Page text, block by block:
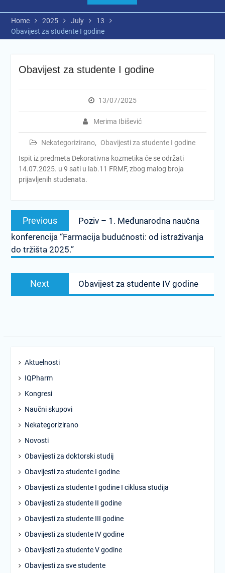
Home 2025 July
13
Obavijest za studente I godine
Obavijest za studente I godine
13/07/2025
Merima Ibišević
Nekategorizirano,
Obavijesti za studente I godine
Ispit iz predmeta Dekorativna kozmetika će se održati
14.07.2025. u 9 sati u lab.11 FRMF, zbog malog broja
prijavljenih studenata.
Post
navigation
Previous
Previous
post:
Poziv – 1. Međunarodna naučna
konferencija “Farmacija budućnosti: od istraživanja
do tržišta 2025.”
Next
Next
post:
Obavijest za studente IV godine
Aktuelnosti
IQPharm
Kongresi
Naučni skupovi
Nekategorizirano
Novosti
Obavijesti za doktorski studij
Obavijesti za studente I godine
Obavijesti za studente I godine I ciklusa studija
Obavijesti za studente II godine
Obavijesti za studente III godine
Obavijesti za studente IV godine
Obavijesti za studente V godine
Obavijesti za sve studente